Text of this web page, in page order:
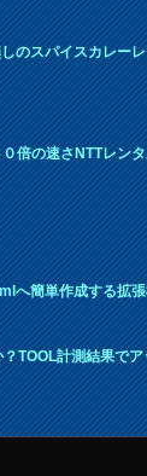
のスパイスカレー
倍の速さNTTレン
へ簡単作成する拡
TOOL計測結果で